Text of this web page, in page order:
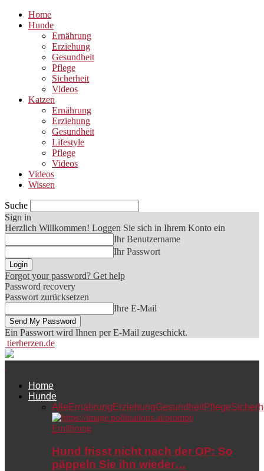
Home
Hunde
Ernährung
Erziehung
Gesundheit
Pflege
Sicherheit
Videos
Katzen
Ernährung
Erziehung
Gesundheit
Lifestyle
Pflege
Videos
Videos
Wissen
Suche
Sign in
Herzlich Willkommen! Loggen Sie sich in Ihrem Konto ein
Ihr Benutzername
Ihr Passwort
Forgot your password? Get help
Password recovery
Passwort zurücksetzen
Ihre E-Mail
Ein Passwort wird Ihnen per E-Mail zugeschickt.
tierherzen.de
Home
Hunde
Alle Ernährung ErziehungGesundheitPflege
Ernährung
Hund frisst nicht nach der OP: So
päppeln Sie ihn wieder…